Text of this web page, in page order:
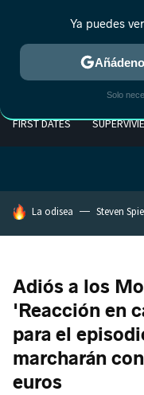
FIRST DATES
HOY SE HABLA DE
La odisea Steven
Adiós a los
'Reacción en
para el
marcharán
euros
Ya puedes
Solo